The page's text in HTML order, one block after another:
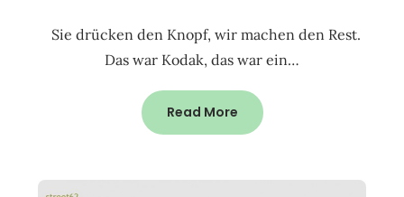
Sie drücken den Knopf, wir machen den Rest.
Das war Kodak, das war ein…
Read More